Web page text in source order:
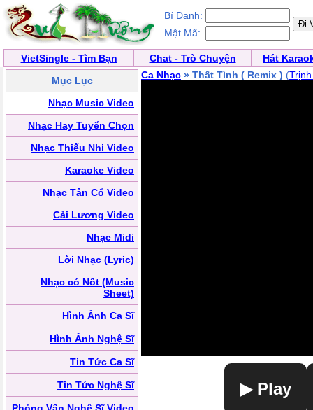
Bí Danh:
Mật Mã:
VietSingle - Tìm Bạn Chat - Trò Chuyện
Hát
Mục Lục
Nhạc Music Video
Nhạc Hay Tuyển Chọn
Nhạc Thiếu Nhi Video
Karaoke Video
Nhạc Tân Cổ Video
Cải Lương Video
Nhạc Midi
Lời Nhạc (Lyric)
Nhạc có Nốt (Music
Sheet)
Hình Ảnh Ca Sĩ
Hình Ảnh Nghệ Sĩ
Tin Tức Ca Sĩ
Tin Tức Nghệ Sĩ
Ca Nhạc » Thất Tình ( Remix ) (
▶ Play